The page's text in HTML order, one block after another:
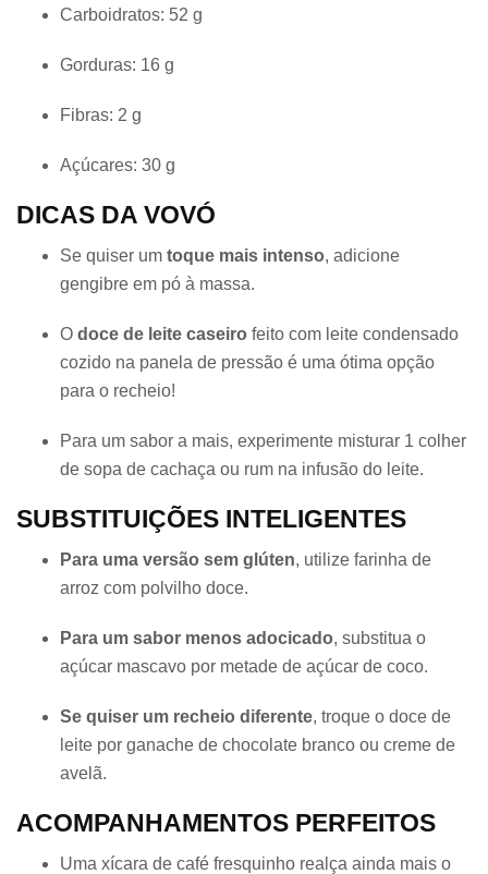
Carboidratos: 52 g
Gorduras: 16 g
Fibras: 2 g
Açúcares: 30 g
DICAS DA VOVÓ
Se quiser um toque mais intenso, adicione
gengibre em pó à massa.
O doce de leite caseiro feito com leite condensado
cozido na panela de pressão é uma ótima opção
para o recheio!
Para um sabor a mais, experimente misturar 1 colher
de sopa de cachaça ou rum na infusão do leite.
SUBSTITUIÇÕES INTELIGENTES
Para uma versão sem glúten, utilize farinha de
arroz com polvilho doce.
Para um sabor menos adocicado, substitua o
açúcar mascavo por metade de açúcar de coco.
Se quiser um recheio diferente, troque o doce de
leite por ganache de chocolate branco ou creme de
avelã.
ACOMPANHAMENTOS PERFEITOS
Uma xícara de café fresquinho realça ainda mais o